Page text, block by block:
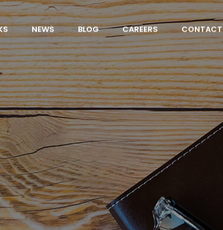
NEWS BLOG CAREERS CONTACT